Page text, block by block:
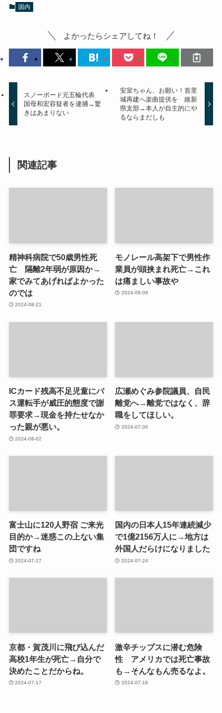
国内
よかったらシェアしてね！
スノーボード元五輪代表
国母和宏容疑者を逮捕→驚
きはあまりない
安室ちゃん、お願い！首里
城再建へ楽曲提供を 維新
県支部→本人が自主的にや
るならまだしも
関連記事
精神科病院で50歳男性死
亡 隔離2年弱が原因か→
家でみてあげればよかった
のでは
2024-08-21
モノレール高架下で男性作
業員が頭挟まれ死亡→これ
は痛ましい事故や
2024-08-09
ICカード残高不足児童にバ
ス運転手が威圧的態度で謝
罪要求→現金を持たせなか
った親が悪い。
2024-08-02
広瀬めぐみ参院議員、自民
離党へ→離党ではなく、辞
職をしてほしい。
2024-07-30
富士山に120人野宿 ご来光
目的か→迷惑この上ない集
団ですね
2024-07-27
国内の日本人15年連続減少
で1億2156万人に→地方は
外国人だらけになりました
2024-07-24
京都・賀茂川に飛び込んだ
高校1年生が死亡→自分で
決めたことだからね。
2024-07-17
激辛チップスに潜む危険
性 アメリカでは死亡事故
も→そんなもん売るなよ。
2024-07-16